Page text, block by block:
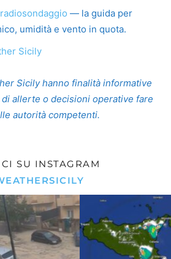
— la guida per
umidità e vento in quota.
Sicily
Sicily hanno finalità informative
allerte o decisioni operative fare
autorità competenti.
SU INSTAGRAM